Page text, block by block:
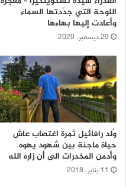
اللوحة التي جدّدتها السماء
وأعادت إليها بهاءها
29 ديسمبر، 2020
وُلد رافائيل ثمرة اغتصاب عاش
حياة ماجنة بين شهود يهوه
وأدمن المخدرات الى أن زاره الله
11 يناير، 2018